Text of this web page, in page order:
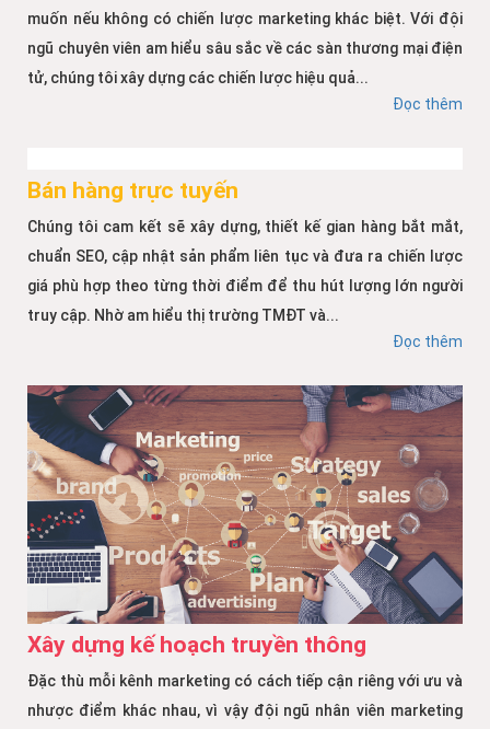
muốn nếu không có chiến lược marketing khác biệt. Với đội
ngũ chuyên viên am hiểu sâu sắc về các sàn thương mại điện
tử, chúng tôi xây dựng các chiến lược hiệu quả...
Đọc thêm
Bán hàng trực tuyến
Chúng tôi cam kết sẽ xây dựng, thiết kế gian hàng bắt mắt,
chuẩn SEO, cập nhật sản phẩm liên tục và đưa ra chiến lược
giá phù hợp theo từng thời điểm để thu hút lượng lớn người
truy cập. Nhờ am hiểu thị trường TMĐT và...
Đọc thêm
Xây dựng kế hoạch truyền thông
Đặc thù mỗi kênh marketing có cách tiếp cận riêng với ưu và
nhược điểm khác nhau, vì vậy đội ngũ nhân viên marketing